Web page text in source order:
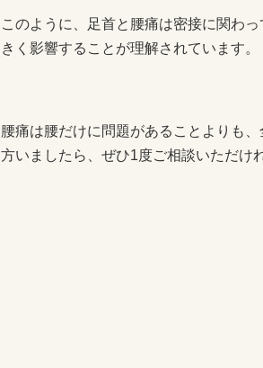
このように、足首と腰痛は密接に関わ
きく影響することが理解されています。
腰痛は腰だけに問題があることよりも
方いましたら、ぜひ1度ご相談いただけ